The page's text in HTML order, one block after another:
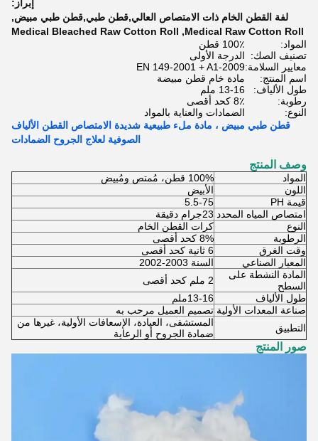
إبراز:
لفة القطن الخام ذات الامتصاص العالي,قطن طبي,قطن طبي مبيض,
Medical Raw Cotton Roll
,
Medical Bleached Raw Cotton Roll
المواد:
100٪ قطن
تصنيف الصك:
الدرجة الأولى
معايير السلامة:EN 149-2001 + A1-2009
اسم المنتج:
مادة خام قطن مبيضة
طول الألياف:
13-16 ملم
رطوبة:
8٪ كحد أقصى
النوع:
الضمادات والعناية بالمواد
قطن طبي مبيض ، مادة ملء طبيعية شديدة الامتصاص القطن الألياف
الصوفية لعلاج الجروح الضمادات
وصف المنتج
المواد
100% قطن، مُمتص ومُبيض
اللون
الأبيض
قيمة PH
5.5-75
امتصاص المياه المحدد 23جرام دقيقة
النوع
كرات القطن الخام
الرطوبة
8% كحد أقصى
وقت الغرق
6 ثانية كحد أقصى
المعيار الصناعي
السنة 2003-2002
المادة النشطة على
السطح
2 ملم كحد أقصى
طول الألياف
13-16ملم
صناعة المعدات الأولية تصميم العميل مرحب به
التطبيق
المستشفى، العيادة، الإسعافات الأولية، غيرها من
ضمادة الجروح أو الرعاية
صور المنتج